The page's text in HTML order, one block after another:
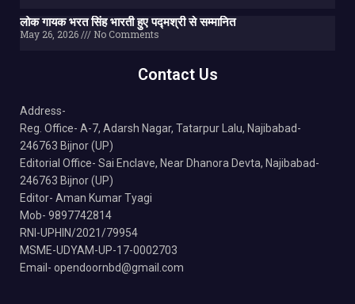
लोक गायक भरत सिंह भारती हुए पद्मश्री से सम्मानित
May 26, 2026 No Comments
Contact Us
Address-
Reg. Office- A-7, Adarsh Nagar, Tatarpur Lalu, Najibabad-
246763 Bijnor (UP)
Editorial Office- Sai Enclave, Near Dhanora Devta, Najibabad-
246763 Bijnor (UP)
Editor- Aman Kumar Tyagi
Mob- 9897742814
RNI-UPHIN/2021/79954
MSME-UDYAM-UP-17-0002703
Email- opendoornbd@gmail.com